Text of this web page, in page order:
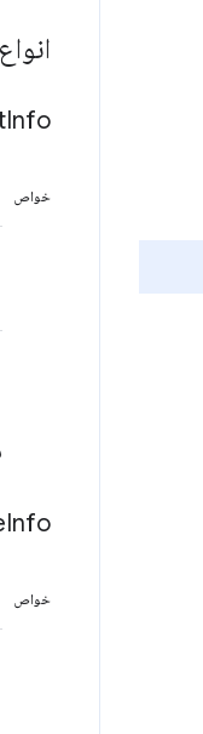
انواع
Info
خواص
Info
خواص